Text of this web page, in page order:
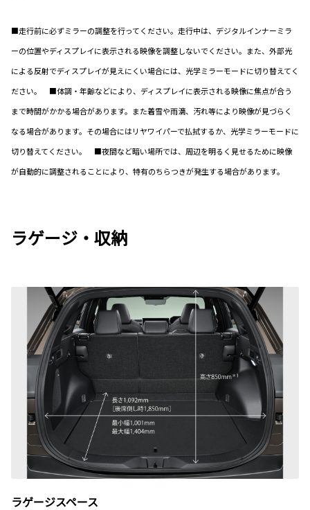
■走行前に必ずミラーの調整を行ってください。走行中は、デジタルインナーミラ
ーの位置やディスプレイに表示される映像を調整しないでください。また、外部光
による反射でディスプレイが見えにくい場合には、光学ミラーモードに切り替えてく
ださい。 ■体調・年齢などにより、ディスプレイに表示される映像に焦点が合う
まで時間がかかる場合があります。また着雪や雨滴、汚れ等により映像が見づらく
なる場合があります。その場合にはリヤワイパーで払拭するか、光学ミラーモードに
切り替えてください。 ■夜間など暗い場所では、周辺を明るく見せるために映像
が自動的に調整されることにより、特有のちらつきが発生する場合があります。
ラゲージ・収納
ラゲージスペース